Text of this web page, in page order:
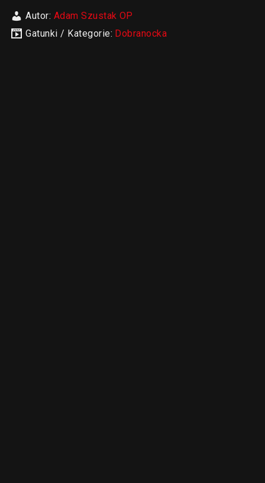
Autor: Adam Szustak OP
Gatunki / Kategorie: Dobranocka